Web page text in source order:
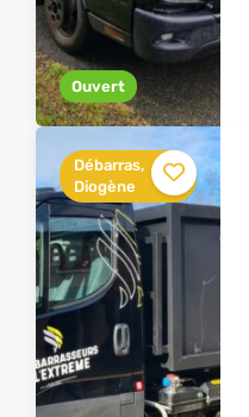
Ouvert
Débarras,
Diogène